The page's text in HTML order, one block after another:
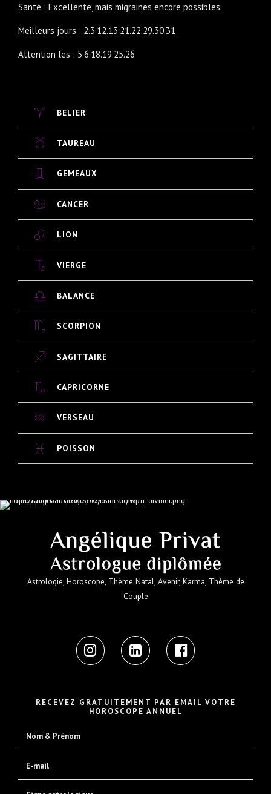
Santé : Excellente, mais migraines encore possibles.
Meilleurs jours : 2.3.12.13.21.22.29.30.31
Attention les : 5.6.18.19.25.26
BELIER
TAUREAU
GEMEAUX
CANCER
LION
VIERGE
BALANCE
SCORPION
SAGITTAIRE
CAPRICORNE
VERSEAU
POISSON
Astrologie, Horoscope, Thème Natal, Avenir, Karma, Thème de
Couple
RECEVEZ GRATUITEMENT PAR EMAIL VOTRE
HOROSCOPE ANNUEL